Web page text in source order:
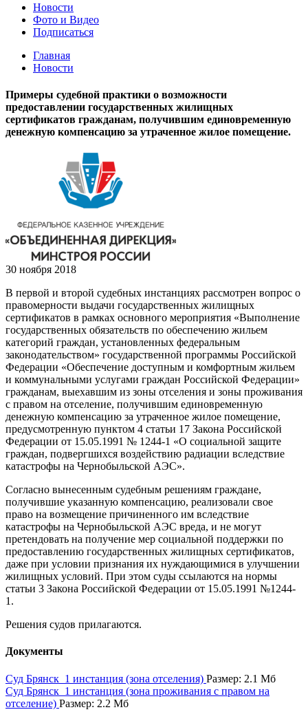
Новости
Фото и Видео
Подписаться
Главная
Новости
Примеры судебной практики о возможности
предоставлении государственных жилищных
сертификатов гражданам, получившим единовременную
денежную компенсацию за утраченное жилое помещение.
30 ноября 2018
В первой и второй судебных инстанциях рассмотрен вопрос о
правомерности выдачи государственных жилищных
сертификатов в рамках основного мероприятия «Выполнение
государственных обязательств по обеспечению жильем
категорий граждан, установленных федеральным
законодательством» государственной программы Российской
Федерации «Обеспечение доступным и комфортным жильем
и коммунальными услугами граждан Российской Федерации»
гражданам, выехавшим из зоны отселения и зоны проживания
с правом на отселение, получившим единовременную
денежную компенсацию за утраченное жилое помещение,
предусмотренную пунктом 4 статьи 17 Закона Российской
Федерации от 15.05.1991 № 1244-1 «О социальной защите
граждан, подвергшихся воздействию радиации вследствие
катастрофы на Чернобыльской АЭС».
Согласно вынесенным судебным решениям граждане,
получившие указанную компенсацию, реализовали свое
право на возмещение причиненного им вследствие
катастрофы на Чернобыльской АЭС вреда, и не могут
претендовать на получение мер социальной поддержки по
предоставлению государственных жилищных сертификатов,
даже при условии признания их нуждающимися в улучшении
жилищных условий. При этом суды ссылаются на нормы
статьи 3 Закона Российской Федерации от 15.05.1991 №1244-
1.
Решения судов прилагаются.
Документы
Суд Брянск_1 инстанция (зона отселения) Размер: 2.1 Мб
Суд Брянск_1 инстанция (зона проживания с правом на
отселение) Размер: 2.2 Мб